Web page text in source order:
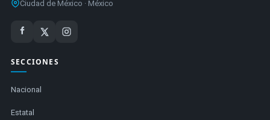
Ciudad de México · México
SECCIONES
Nacional
Estatal